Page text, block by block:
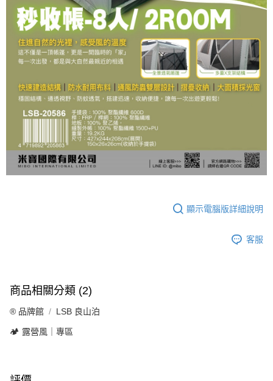
顯示電腦版詳細說明
客服
商品相關分類 (2)
®️ 品牌館 LSB 良山泊
🏕️ 露營風｜專區